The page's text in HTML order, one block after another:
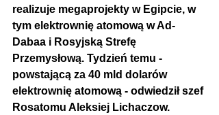
realizuje megaprojekty w Egipcie, w
tym elektrownię atomową w Ad-
Dabaa i Rosyjską Strefę
Przemysłową. Tydzień temu -
powstającą za 40 mld dolarów
elektrownię atomową - odwiedził szef
Rosatomu Aleksiej Lichaczow.